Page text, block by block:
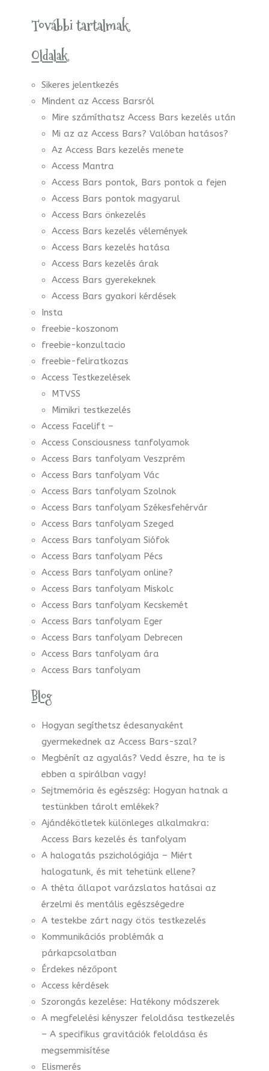
További tartalmak
Oldalak
Sikeres jelentkezés
Mindent az Access Barsról
Mire számíthatsz Access Bars kezelés után
Mi az az Access Bars? Valóban hatásos?
Az Access Bars kezelés menete
Access Mantra
Access Bars pontok, Bars pontok a fejen
Access Bars pontok magyarul
Access Bars önkezelés
Access Bars kezelés vélemények
Access Bars kezelés hatása
Access Bars kezelés árak
Access Bars gyerekeknek
Access Bars gyakori kérdések
Insta
freebie-koszonom
freebie-konzultacio
freebie-feliratkozas
Access Testkezelések
MTVSS
Mimikri testkezelés
Access Facelift –
Access Consciousness tanfolyamok
Access Bars tanfolyam Veszprém
Access Bars tanfolyam Vác
Access Bars tanfolyam Szolnok
Access Bars tanfolyam Székesfehérvár
Access Bars tanfolyam Szeged
Access Bars tanfolyam Siófok
Access Bars tanfolyam Pécs
Access Bars tanfolyam online?
Access Bars tanfolyam Miskolc
Access Bars tanfolyam Kecskemét
Access Bars tanfolyam Eger
Access Bars tanfolyam Debrecen
Access Bars tanfolyam ára
Access Bars tanfolyam
Blog
Hogyan segíthetsz édesanyaként
gyermekednek az Access Bars-szal?
Megbénít az agyalás? Vedd észre, ha te is
ebben a spirálban vagy!
Sejtmemória és egészség: Hogyan hatnak a
testünkben tárolt emlékek?
Ajándékötletek különleges alkalmakra:
Access Bars kezelés és tanfolyam
A halogatás pszichológiája – Miért
halogatunk, és mit tehetünk ellene?
A théta állapot varázslatos hatásai az
érzelmi és mentális egészségedre
A testekbe zárt nagy ötös testkezelés
Kommunikációs problémák a
párkapcsolatban
Érdekes nézőpont
Access kérdések
Szorongás kezelése: Hatékony módszerek
A megfelelési kényszer feloldása testkezelés
– A specifikus gravitációk feloldása és
megsemmisítése
Elismerés